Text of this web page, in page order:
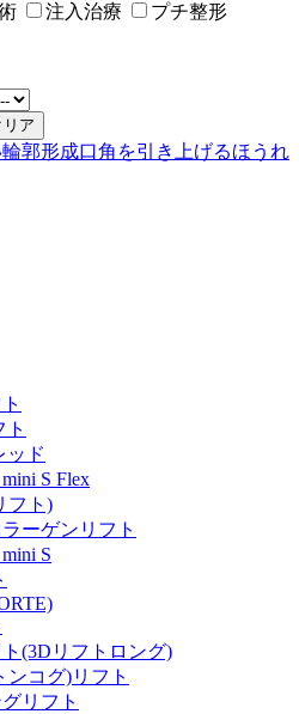
注入治療 プチ整形
輪郭形成口角を引き上げるほうれ
ッド
S Flex
フト)
ーゲンリフト
S
(3Dリフトロング)
ンコグ)リフト
リフト